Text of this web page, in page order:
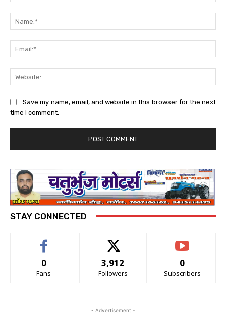
Save my name, email, and website in this browser for the next
time I comment.
STAY CONNECTED
0
Fans
3,912
Followers
0
Subscribers
- Advertisement -